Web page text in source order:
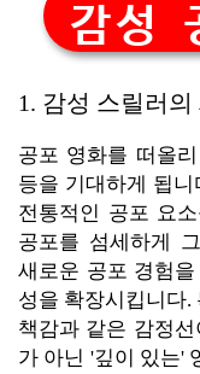
감성
1. 감성 스릴러의
공포 영화를 떠올
등을 기대하게 됩
전통적인 공포 요
공포를 섬세하게
새로운 공포 경험
성을 확장시킵니다.
책감과 같은 감정
가 아닌 '깊이 있는'